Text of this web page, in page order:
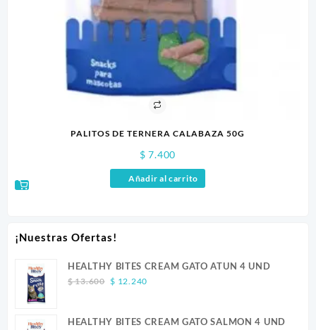
PALITOS DE TERNERA CALABAZA 50G
$ 7.400
Añadir al carrito
¡Nuestras Ofertas!
HEALTHY BITES CREAM GATO ATUN 4 UND
$13.600 Original
$ 13.600.
$ 12.240Current
$ 12.240.
HEALTHY BITES CREAM GATO SALMON 4 UND